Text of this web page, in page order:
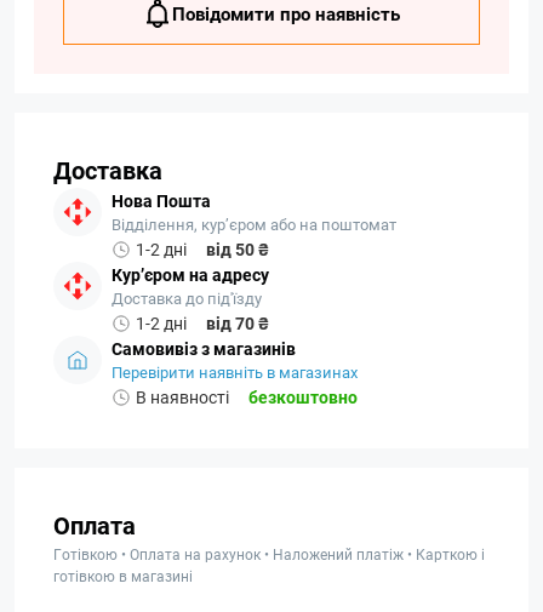
Повідомити про наявність
Доставка
Нова Пошта
Відділення, кур’єром або на поштомат
1-2 дні
від 50 ₴
Кур’єром на адресу
Доставка до під'їзду
1-2 дні
від 70 ₴
Самовивіз з магазинів
Перевірити наявніть в магазинах
В наявності безкоштовно
Оплата
Готівкою • Оплата на рахунок • Наложений платіж • Карткою і
готівкою в магазині